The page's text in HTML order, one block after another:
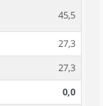
45,5
27,3
27,3
0,0